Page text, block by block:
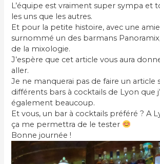
L’équipe est vraiment super sympa et
les uns que les autres.
Et pour la petite histoire, avec une
surnommé un des barmans
de la mixologie.
J’espère que cet article vous aura
aller.
Je ne manquerai pas de faire un article
différents bars à cocktails de Lyon que
également beaucoup.
Et vous, un bar à cocktails préféré ? A
ça me permettra de le tester
Bonne journée !